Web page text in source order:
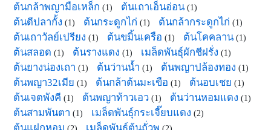
ต้นกล้าพญามือเหล็ก (1) ต้นเถาเอ็นอ่อน (1)
ต้นดีปลากั้ง (1) ต้นกระดูกไก่ (1) ต้นกล้ากระดูกไก่ (1)
ต้นเถาวัลย์เปรียง (1) ต้นขมิ้นเครือ (1) ต้นโคคลาน (1)
ต้นสลอด (1) ต้นรางแดง (1) เมล็ดพันธุ์ผักชีฝรั่ง (1)
ต้นยางน่องเถา (1) ต้นว่านน้ำ (1) ต้นพญาปล้องทอง (1)
ต้นพญา32เมีย (1) ต้นกล้าต้นมะเขือ (1) ต้นอบเชย (1)
ต้นเจตพังคี (1) ต้นพญาท้าวเอว (1) ต้นว่านหอมแดง (1)
ต้นสามพันตา (1) เมล็ดพันธุ์กระเจี๊ยบแดง (2)
ต้นแฝกหอม (2) เมล็ดพันธุ์ต้นถั่วพู (2)